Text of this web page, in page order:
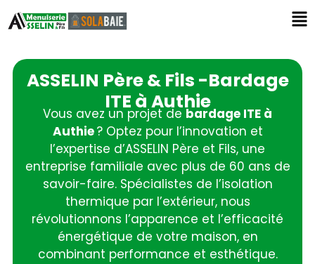
ASSELIN Père & Fils -Bardage
ITE à Authie
Vous avez un projet de bardage ITE à
Authie? Optez pour l’innovation et
l’expertise d’ASSELIN Père et Fils, une
entreprise familiale avec plus de 60 ans de
savoir-faire. Spécialistes de l’isolation
thermique par l’extérieur, nous
révolutionnons l’apparence et l’efficacité
énergétique de votre maison, en
combinant performance et esthétique.